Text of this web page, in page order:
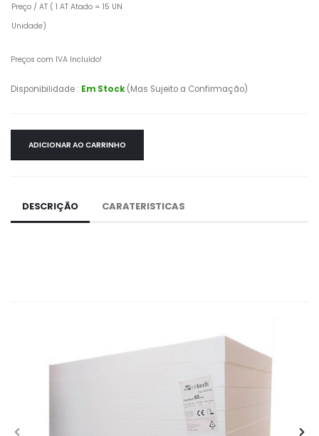
Preço / AT ( 1 AT Atado = 15 UN
Unidade)
Preços com IVA Incluído!
Disponibilidade : Em Stock(Mas Sujeito a Confirmação)
ADICIONAR AO CARRINHO
DESCRIÇÃO CARATERISTICAS